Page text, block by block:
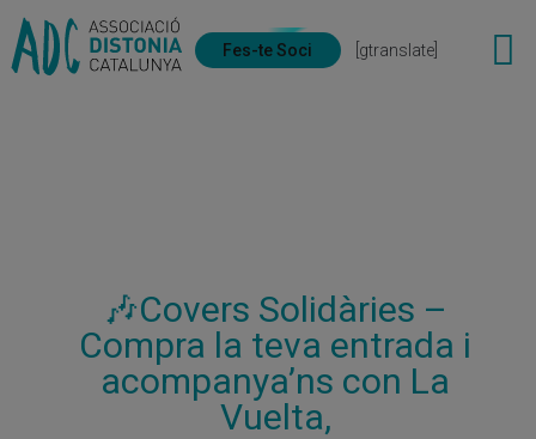
Fes-te Soci [gtranslate]
🎶Covers Solidàries –
Compra la teva entrada i
acompanya’ns con La
Vuelta,